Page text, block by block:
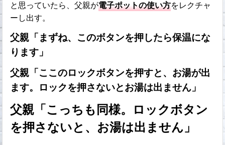
と思っていたら、父親が電子ポットの使い方をレクチャ
ーし出す。
父親「まずね、このボタンを押したら保温にな
ります」
父親「ここのロックボタンを押すと、お湯が出
ます。ロックを押さないとお湯は出ません」
父親「こっちも同様。ロックボタン
を押さないと、お湯は出ません」